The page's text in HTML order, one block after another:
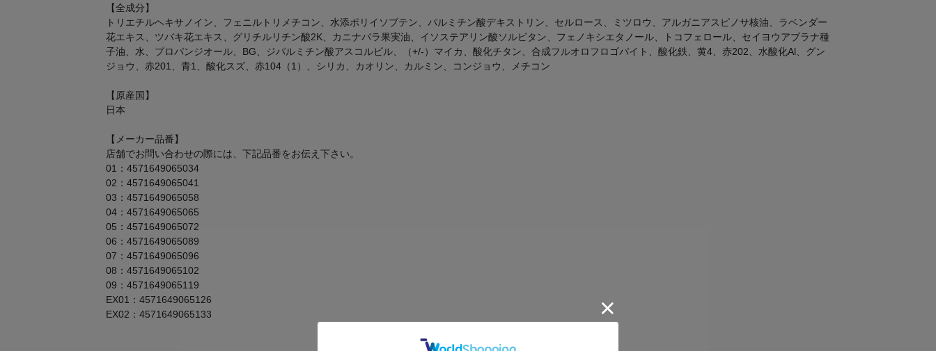
【全成分】
トリエチルヘキサノイン、フェニルトリメチコン、水添ポリイソブテン、パルミチン酸デキストリン、セルロース、ミツロウ、アルガニアスピノサ核油、ラベンダー
花エキス、ツバキ花エキス、グリチルリチン酸2K、カニナバラ果実油、イソステアリン酸ソルビタン、フェノキシエタノール、トコフェロール、セイヨウアブラナ種
子油、水、プロパンジオール、BG、ジパルミチン酸アスコルビル、（+/-）マイカ、酸化チタン、合成フルオロフロゴパイト、酸化鉄、黄4、赤202、水酸化Al、グン
ジョウ、赤201、青1、酸化スズ、赤104（1）、シリカ、カオリン、カルミン、コンジョウ、メチコン
【原産国】
日本
【メーカー品番】
店舗でお問い合わせの際には、下記品番をお伝え下さい。
01：4571649065034
02：4571649065041
03：4571649065058
04：4571649065065
05：4571649065072
06：4571649065089
07：4571649065096
08：4571649065102
09：4571649065119
EX01：4571649065126
EX02：4571649065133